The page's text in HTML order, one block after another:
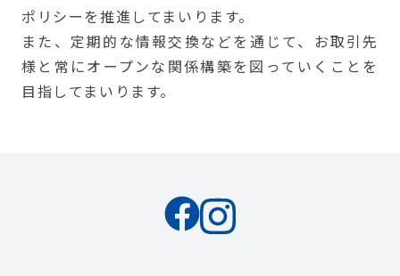
ポリシーを推進してまいります。
また、定期的な情報交換などを通じて、お取引先
様と常にオープンな関係構築を図っていくことを
目指してまいります。